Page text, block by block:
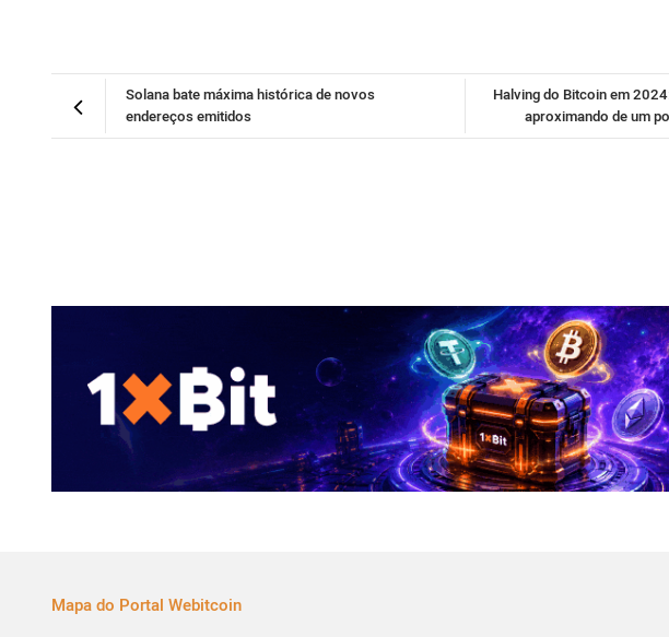
Halving do Bitcoin em
aproximando de um
Solana bate máxima histórica de novos
endereços emitidos
Mapa do Portal Webitcoin